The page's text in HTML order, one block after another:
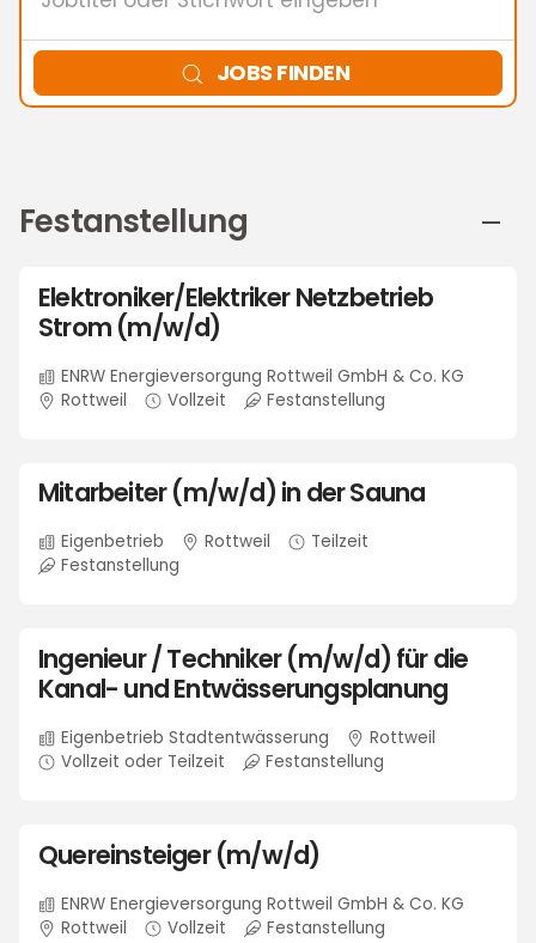
Stichwort
eingeben
JOBS FINDEN
Festanstellung
Elektroniker/Elektriker Netzbetrieb
Strom (m/w/d)
ENRW Energieversorgung Rottweil GmbH & Co. KG
Rottweil
Vollzeit Festanstellung
Mitarbeiter (m/w/d) in der Sauna
Eigenbetrieb Rottweil
Teilzeit
Festanstellung
Ingenieur / Techniker (m/w/d) für die
Kanal- und Entwässerungsplanung
Eigenbetrieb Stadtentwässerung
Rottweil
Vollzeit oder Teilzeit
Festanstellung
Quereinsteiger (m/w/d)
ENRW Energieversorgung Rottweil GmbH & Co. KG
Rottweil
Vollzeit Festanstellung